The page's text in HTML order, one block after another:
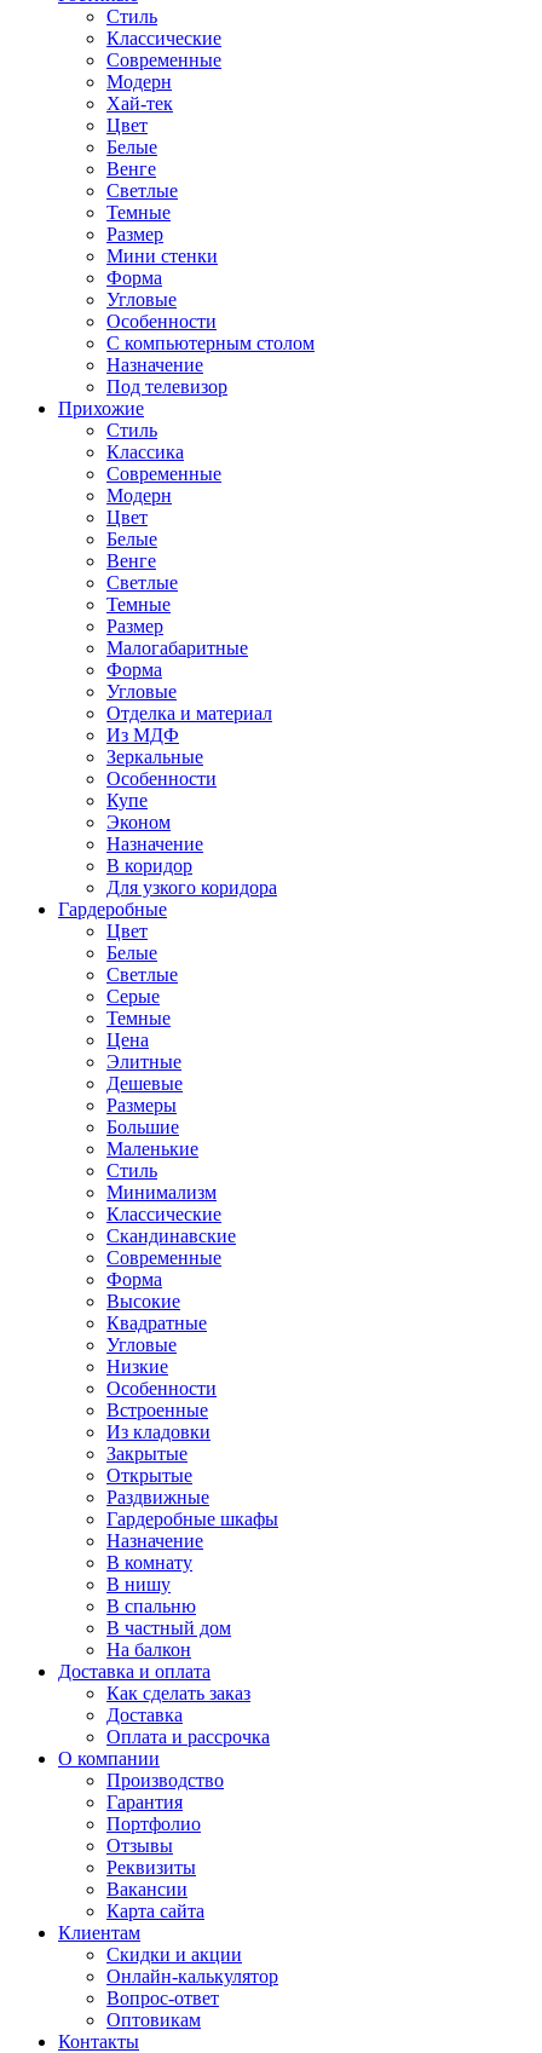
Стиль
Классические
Современные
Модерн
Хай-тек
Цвет
Белые
Венге
Светлые
Темные
Размер
Мини стенки
Форма
Угловые
Особенности
С компьютерным столом
Назначение
Под телевизор
Прихожие
Стиль
Классика
Современные
Модерн
Цвет
Белые
Венге
Светлые
Темные
Размер
Малогабаритные
Форма
Угловые
Отделка и материал
Из МДФ
Зеркальные
Особенности
Купе
Эконом
Назначение
В коридор
Для узкого коридора
Гардеробные
Цвет
Белые
Светлые
Серые
Темные
Цена
Элитные
Дешевые
Размеры
Большие
Маленькие
Стиль
Минимализм
Классические
Скандинавские
Современные
Форма
Высокие
Квадратные
Угловые
Низкие
Особенности
Встроенные
Из кладовки
Закрытые
Открытые
Раздвижные
Гардеробные шкафы
Назначение
В комнату
В нишу
В спальню
В частный дом
На балкон
Доставка и оплата
Как сделать заказ
Доставка
Оплата и рассрочка
О компании
Производство
Гарантия
Портфолио
Отзывы
Реквизиты
Вакансии
Карта сайта
Клиентам
Скидки и акции
Онлайн-калькулятор
Вопрос-ответ
Оптовикам
Контакты